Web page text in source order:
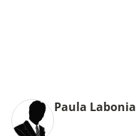
Paula Labonia